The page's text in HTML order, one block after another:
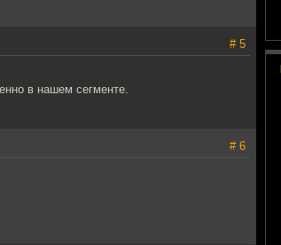
# 5
в нашем сегменте.
# 6